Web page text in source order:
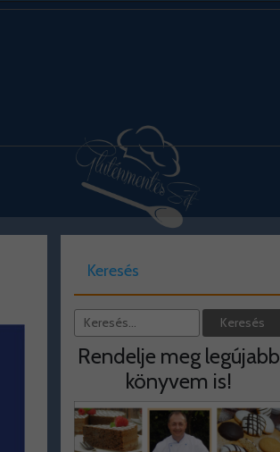
Keresés
Rendelje meg legújabb
könyvem is!